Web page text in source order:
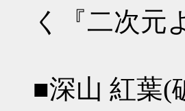
く『二次元
■深山 紅葉(